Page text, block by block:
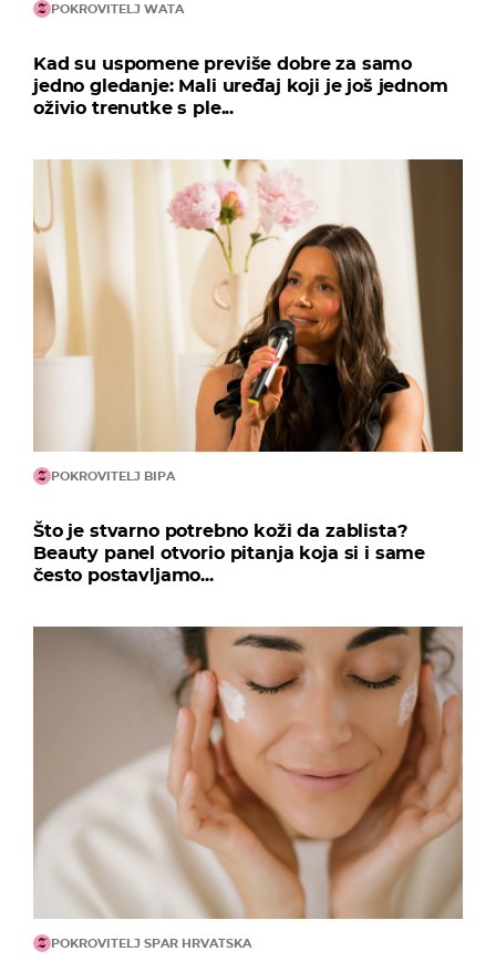
POKROVITELJ WATA
Kad su uspomene previše dobre za samo
jedno gledanje: Mali uređaj koji je još jednom
oživio trenutke s ple...
POKROVITELJ BIPA
Što je stvarno potrebno koži da zablista?
Beauty panel otvorio pitanja koja si i same
često postavljamo...
POKROVITELJ SPAR HRVATSKA